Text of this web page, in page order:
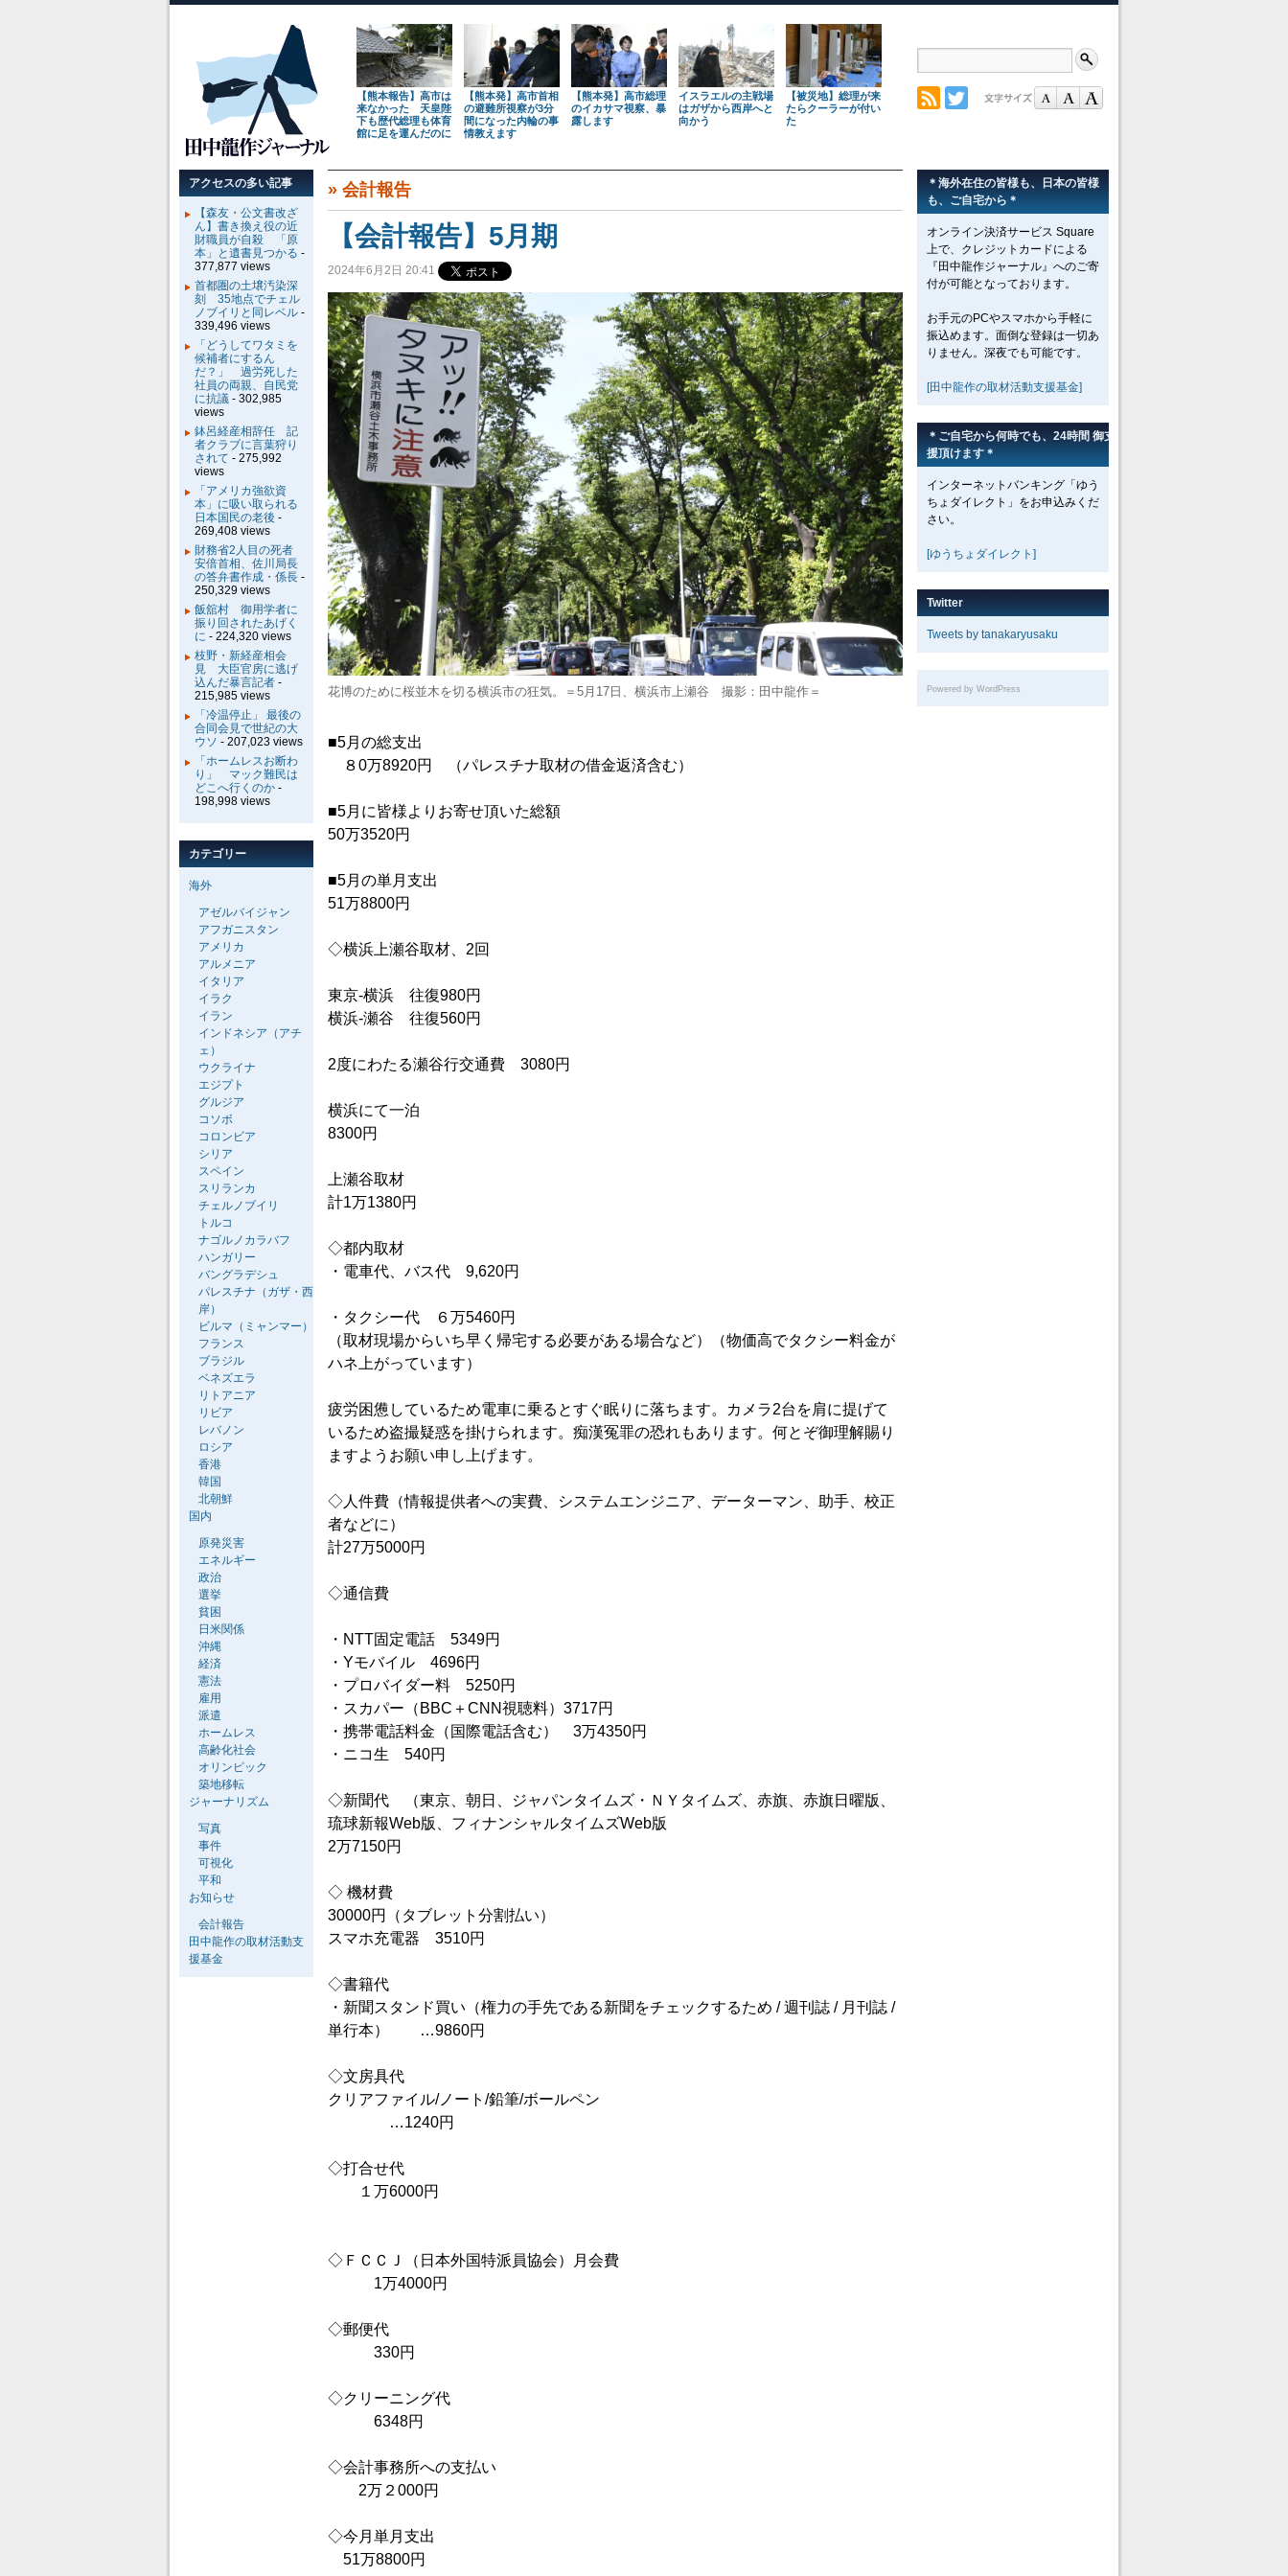
【熊本報告】高市は
来なかった 天皇陛
下も歴代総理も体育
館に足を運んだのに
【熊本発】高市首相
の避難所視察が3分
間になった内輪の事
情教えます
【熊本発】高市総理
のイカサマ視察、暴
露します
イスラエルの主戦場
はガザから西岸へと
向かう
【被災地】総理が来
たらクーラーが付い
た
» 会計報告
【会計報告】5月期
2024年6月2日 20:41
花博のために桜並木を切る横浜市の狂気。＝5月17日、横浜市上瀬谷 撮影：田中龍作＝
■5月の総支出
８0万8920円 （パレスチナ取材の借金返済含む）
■5月に皆様よりお寄せ頂いた総額
50万3520円
■5月の単月支出
51万8800円
◇横浜上瀬谷取材、2回
東京‐横浜 往復980円
横浜‐瀬谷 往復560円
2度にわたる瀬谷行交通費 3080円
横浜にて一泊
8300円
上瀬谷取材
計1万1380円
◇都内取材
・電車代、バス代 9,620円
・タクシー代 ６万5460円
（取材現場からいち早く帰宅する必要がある場合など）（物価高でタクシー料金が
ハネ上がっています）
疲労困憊しているため電車に乗るとすぐ眠りに落ちます。カメラ2台を肩に提げて
いるため盗撮疑惑を掛けられます。痴漢冤罪の恐れもあります。何とぞ御理解賜り
ますようお願い申し上げます。
◇人件費（情報提供者への実費、システムエンジニア、データーマン、助手、校正
者などに）
計27万5000円
◇通信費
・NTT固定電話 5349円
・Yモバイル 4696円
・プロバイダー料 5250円
・スカパー（BBC＋CNN視聴料）3717円
・携帯電話料金（国際電話含む） 3万4350円
・ニコ生 540円
◇新聞代 （東京、朝日、ジャパンタイムズ・ＮＹタイムズ、赤旗、赤旗日曜版、
琉球新報Web版、フィナンシャルタイムズWeb版
2万7150円
◇ 機材費
30000円（タブレット分割払い）
スマホ充電器 3510円
◇書籍代
・新聞スタンド買い（権力の手先である新聞をチェックするため / 週刊誌 / 月刊誌 /
単行本） …9860円
◇文房具代
クリアファイル/ノート/鉛筆/ボールペン
…1240円
◇打合せ代
１万6000円
◇ＦＣＣＪ（日本外国特派員協会）月会費
1万4000円
◇郵便代
330円
◇クリーニング代
6348円
◇会計事務所への支払い
2万２000円
◇今月単月支出
51万8800円
＊海外在住の皆様も、日本の皆様
も、ご自宅から＊
オンライン決済サービス Square
上で、クレジットカードによる
『田中龍作ジャーナル』へのご寄
付が可能となっております。
お手元のPCやスマホから手軽に
振込めます。面倒な登録は一切あ
りません。深夜でも可能です。
[田中龍作の取材活動支援基金]
＊ご自宅から何時でも、24時間 御支
援頂けます＊
インターネットバンキング「ゆう
ちょダイレクト」をお申込みくだ
さい。
[ゆうちょダイレクト]
Twitter
Tweets by tanakaryusaku
Powered by WordPress
アクセスの多い記事
【森友・公文書改ざ
ん】書き換え役の近
財職員が自殺 「原
本」と遺書見つかる -
377,877 views
首都圏の土壌汚染深
刻 35地点でチェル
ノブイリと同レベル -
339,496 views
「どうしてワタミを
候補者にするん
だ？」 過労死した
社員の両親、自民党
に抗議 - 302,985
views
鉢呂経産相辞任 記
者クラブに言葉狩り
されて - 275,992
views
「アメリカ強欲資
本」に吸い取られる
日本国民の老後 -
269,408 views
財務省2人目の死者
安倍首相、佐川局長
の答弁書作成・係長 -
250,329 views
飯舘村 御用学者に
振り回されたあげく
に - 224,320 views
枝野・新経産相会
見 大臣官房に逃げ
込んだ暴言記者 -
215,985 views
「冷温停止」 最後の
合同会見で世紀の大
ウソ - 207,023 views
「ホームレスお断わ
り」 マック難民は
どこへ行くのか -
198,998 views
カテゴリー
海外
アゼルバイジャン
アフガニスタン
アメリカ
アルメニア
イタリア
イラク
イラン
インドネシア（アチ
ェ）
ウクライナ
エジプト
グルジア
コソボ
コロンビア
シリア
スペイン
スリランカ
チェルノブイリ
トルコ
ナゴルノカラバフ
ハンガリー
バングラデシュ
パレスチナ（ガザ・西
岸）
ビルマ（ミャンマー）
フランス
ブラジル
ベネズエラ
リトアニア
リビア
レバノン
ロシア
香港
韓国
北朝鮮
国内
原発災害
エネルギー
政治
選挙
貧困
日米関係
沖縄
経済
憲法
雇用
派遣
ホームレス
高齢化社会
オリンピック
築地移転
ジャーナリズム
写真
事件
可視化
平和
お知らせ
会計報告
田中龍作の取材活動支
援基金